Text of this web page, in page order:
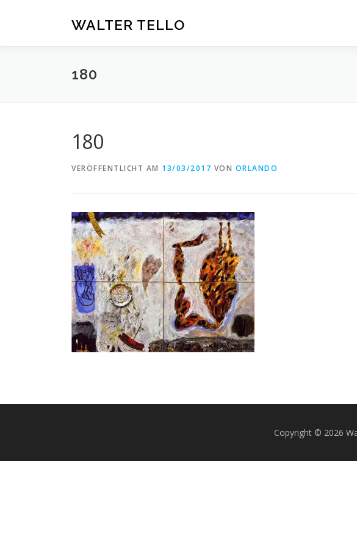
WALTER TELLO
180
180
VERÖFFENTLICHT AM 13/03/2017 VON ORLANDO
Copyright © 2026